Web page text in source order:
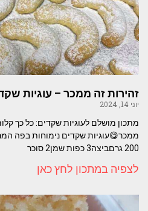
זהירות זה ממכר – עוגיות
יוני 14, 2024
מתכון מושלם לעוגיות שקדים: כל כך
200 גרםביצה3 כפות שמן2 סוכר
לצפיה במתכון לחץ כאן